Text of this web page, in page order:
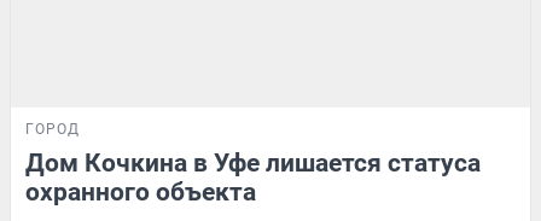
ГОРОД
Дом Кочкина в Уфе лишается статуса
охранного объекта